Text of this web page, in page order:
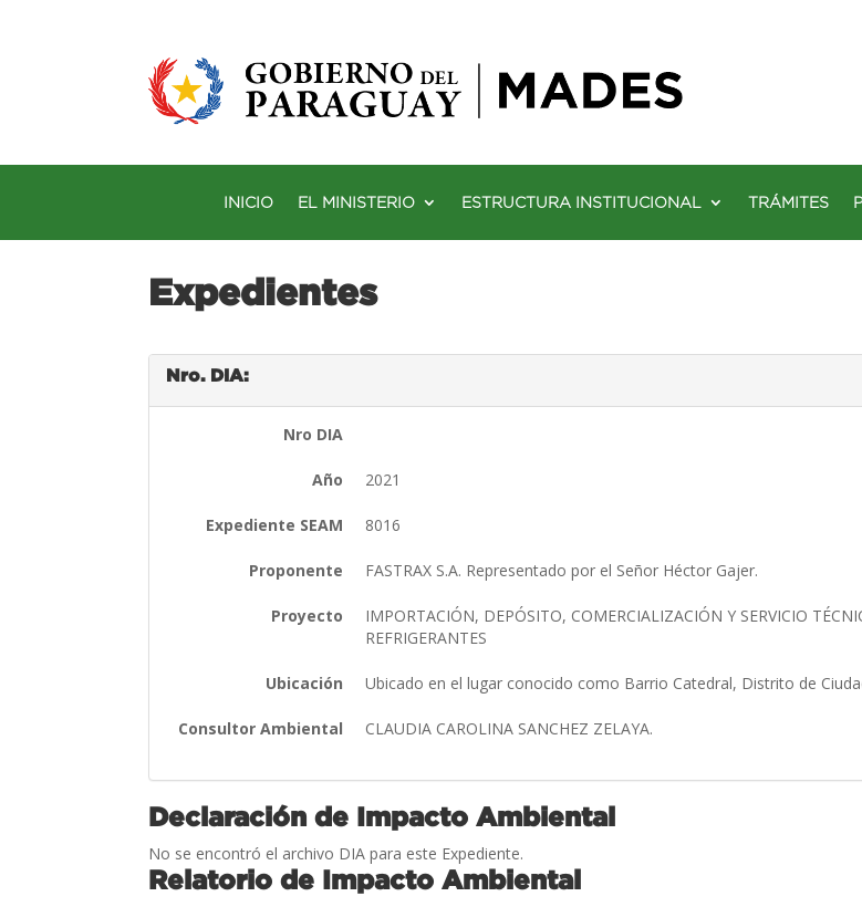
INICIO EL MINISTERIO ESTRUCTURA INSTITUCIONAL TRÁMITES
Expedientes
Nro. DIA:
Nro DIA
Año 2021
Expediente SEAM 8016
Proponente FASTRAX S.A. Representado por el Señor Héctor Gajer.
Proyecto
IMPORTACIÓN, DEPÓSITO, COMERCIALIZACIÓN Y SERVICIO
REFRIGERANTES
Ubicación Ubicado en el lugar conocido como Barrio Catedral, Distrito de
Consultor Ambiental CLAUDIA CAROLINA SANCHEZ ZELAYA.
Declaración de Impacto Ambiental
No se encontró el archivo DIA para este Expediente.
Relatorio de Impacto Ambiental